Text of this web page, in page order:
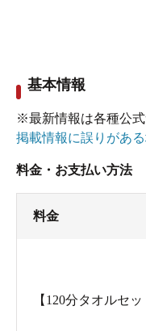
基本情報
※最新情報は各種公
掲載情報に誤りがあ
料金・お支払い方法
料金
【120分タオルセ